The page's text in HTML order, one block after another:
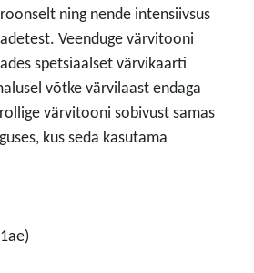
ning nende intensiivsus
Veenduge värvitooni
spetsiaalset värvikaarti
võtke värvilaast endaga
värvitooni sobivust samas
kus seda kasutama